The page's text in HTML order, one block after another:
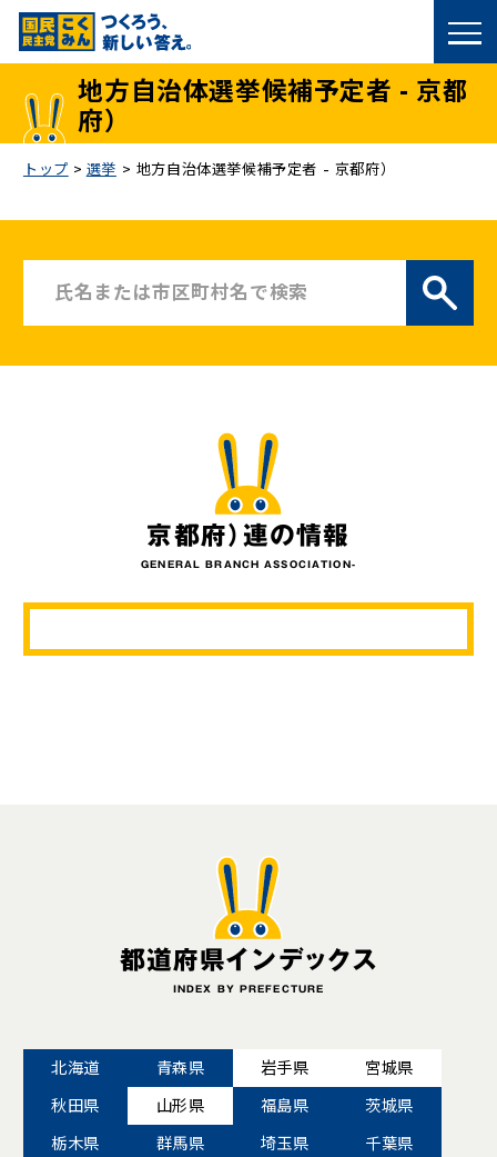
国民民主党トップ
政策
こくみん政治塾
こくみんうさぎの部屋
（新しいタブで開く）
特定商取引法に基づく表記
地方自治体選挙候補予定者 - 京都
府）
トップ > 選挙 > 地方自治体選挙候補予定者 - 京都府）
京都府）連の情報
GENERAL BRANCH ASSOCIATION-
都道府県インデックス
INDEX BY PREFECTURE
北海道 青森県 岩手県
宮城県
秋田県
山形県 福島県
茨城県
栃木県
群馬県 埼玉県
千葉県